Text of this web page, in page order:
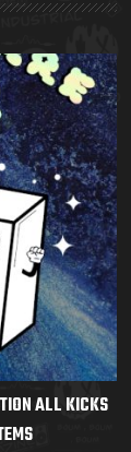
ALL KICKS